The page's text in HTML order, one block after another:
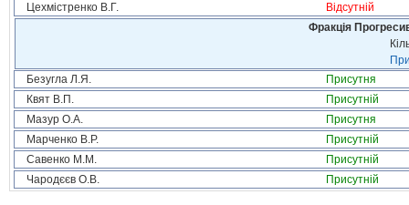
Цехмістренко В.Г.
Відсутній
Фракція
Безугла Л.Я.
Присутня
Квят В.П.
Присутній
Мазур О.А.
Присутня
Марченко В.Р.
Присутній
Савенко М.М.
Присутній
Чародєєв О.В.
Присутній